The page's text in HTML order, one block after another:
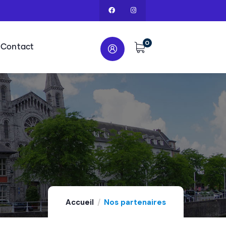
Contact
0
Accueil Nos partenaires